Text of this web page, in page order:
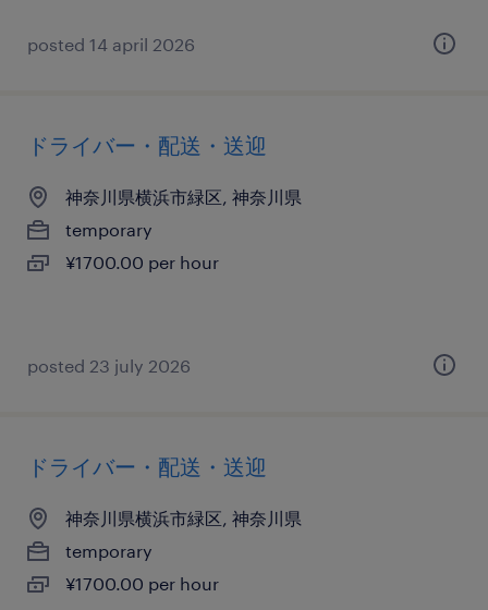
posted 14 april 2026
ドライバー・配送・送迎
神奈川県横浜市緑区, 神奈川県
temporary
¥1700.00 per hour
posted 23 july 2026
ドライバー・配送・送迎
神奈川県横浜市緑区, 神奈川県
temporary
¥1700.00 per hour